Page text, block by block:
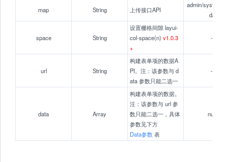
map String 上传接口API
admin/
d/
space String
设置栅格间隙 layui-
col-space(n)v1.0.3
+
-
url String
构建表单项的数据A
PI。注：该参数与 d
ata 参数只能二选一
-
data Array
构建表单项的数据。
注：该参数与 url 参
数只能二选一，具体
参数见下方
Data参数表
null